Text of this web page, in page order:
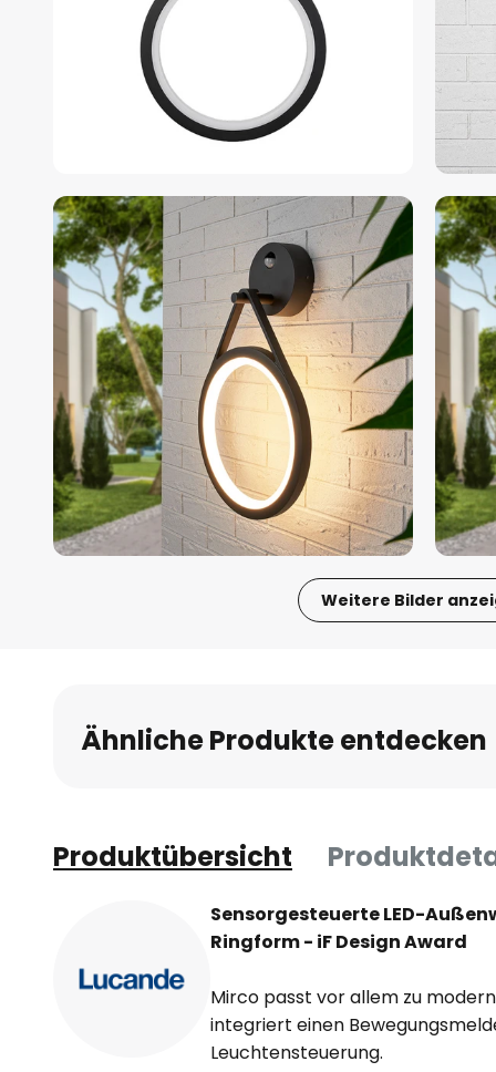
Weitere Bilder
Bildgalerie
springen
Ähnliche Produkte entdecken
Produktübersicht
Sensorgesteuerte LED-
Ringform - iF Design Award
Mirco passt vor allem zu
integriert einen
Leuchtensteuerung.